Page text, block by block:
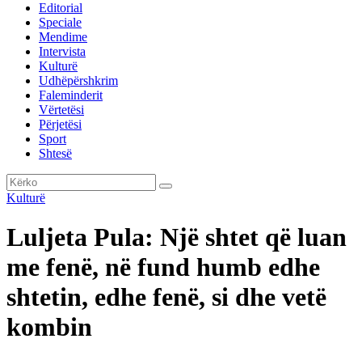
Editorial
Speciale
Mendime
Intervista
Kulturë
Udhëpërshkrim
Faleminderit
Vërtetësi
Përjetësi
Sport
Shtesë
Kulturë
Luljeta Pula: Një shtet që luan
me fenë, në fund humb edhe
shtetin, edhe fenë, si dhe vetë
kombin